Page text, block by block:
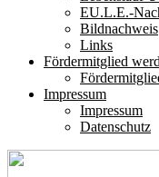
EU.L.E.-
Bildnachweis
Links
Fördermitglied
Impressum
Impressum
Datenschutz